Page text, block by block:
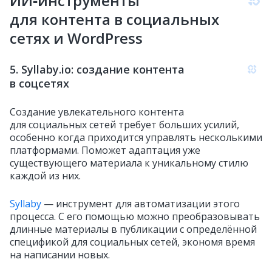
для контента в социальных
сетях и WordPress
5. Syllaby.io: создание контента
в соцсетях
Создание увлекательного контента
для социальных сетей требует больших усилий,
особенно когда приходится управлять несколькими
платформами. Поможет адаптация уже
существующего материала к уникальному стилю
каждой из них.
Syllaby — инструмент для автоматизации этого
процесса. С его помощью можно преобразовывать
длинные материалы в публикации с определённой
спецификой для социальных сетей, экономя время
на написании новых.